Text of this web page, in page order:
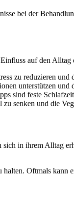
bei der
auf den Alltag
zu reduzieren und
unterstützen und
sind feste
senken und die
in ihrem Alltag
Oftmals